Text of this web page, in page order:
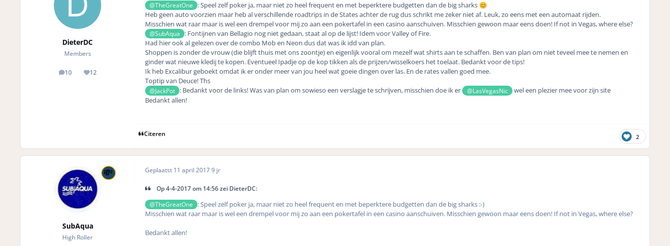
DieterDC
Members
10
posts 12
Reputation
@TheGreatOne : Speel zelf poker ja, maar niet zo heel frequent en met beperktere budgetten dan de big sharks 😊
Heb geen auto voorzien maar heb al verschillende roadtrips in de States achter de rug dus schrikt me zeker niet af. Leuk, zo eens met een automaat rijden.
Misschien wat raar maar is wel een drempel voor mij zo aan een pokertafel in een casino aanschuiven. Misschien gewoon maar eens doen! If not in Vegas, where else?
@SubAqua
: Fontijnen van Bellagio nog niet gedaan, staat al op de lijst! Idem voor Valley of Fire.
Had hier ook al gelezen over de combo Mob en Neon dus dat was ik idd van plan.
Shoppen is zonder de vrouw (die blijft thuis met ons zoontje) en eigenlijk vooral om mezelf wat shirts aan te schaffen. Ben van plan om niet teveel mee te nemen en
ginder wat nieuwe kledij te kopen. Eventueel Ipadje op de kop tikken als de prijzen/wisselkoers het toelaat. Bedankt voor de tips!
Ik heb Excalibur geboekt omdat ik er onder meer van jou heel wat goeie dingen over las. En de rates vallen goed mee.
Toptip van Deuce! Ths
@JackPot : Bedankt voor de links! Was van plan om sowieso een verslagje te schrijven, misschien doe ik er @LasVegasNic wel een plezier mee voor zijn site
Bedankt allen!
Citeren 2
SubAqua
High Roller
Geplaatst 11 april 20179 jr
Op 4-4-2017 om 14:56 zei DieterDC:
@TheGreatOne
: Speel zelf poker ja, maar niet zo heel frequent en met beperktere budgetten dan de big sharks :-)
Misschien wat raar maar is wel een drempel voor mij zo aan een pokertafel in een casino aanschuiven. Misschien gewoon maar eens doen! If not in Vegas, where else?
Bedankt allen!